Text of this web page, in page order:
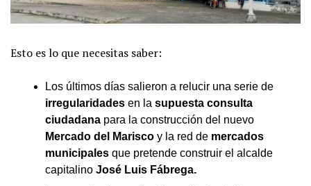
Esto es lo que necesitas saber:
Los últimos días salieron a relucir una serie de
irregularidades en la supuesta consulta
ciudadana para la construcción del nuevo
Mercado del Marisco y la red de mercados
municipales que pretende construir el alcalde
capitalino José Luis Fábrega.